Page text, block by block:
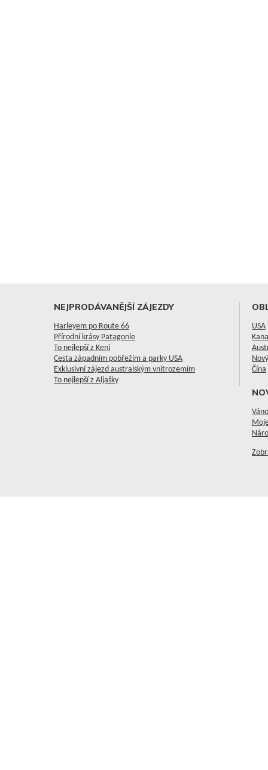
NEJPRODÁVANĚJŠÍ ZÁJEZDY
Harleyem po Route 66
Přírodní krásy Patagonie
To nejlepší z Keni
Cesta západním pobřežím a parky USA
Exklusivní zájezd australským vnitrozemím
To nejlepší z Aljašky
USA
Čína